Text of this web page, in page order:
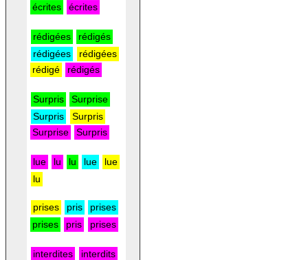
écrites
écrites
rédigées
rédigés
rédigées
rédigées
rédigé
rédigés
Surpris
Surprise
Surpris
Surpris
Surprise
Surpris
lue lu lu lue
lue
lu
prises pris
prises
prises
pris prises
interdites
interdits